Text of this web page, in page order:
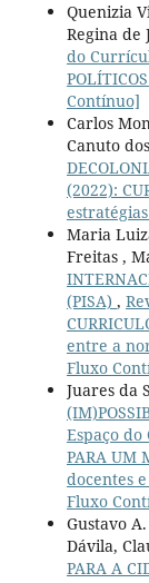
Quenizia
Regina de
do
Contínuo]
Carlos
Canuto
(2022):
Maria
Freitas ,
(PISA) ,
entre a
Fluxo
Juares da
Espaço do
PARA UM
docentes
Fluxo
Gustavo
Dávila,
PARA A